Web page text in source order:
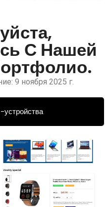
С Нашей
9 ноября 2025 г.